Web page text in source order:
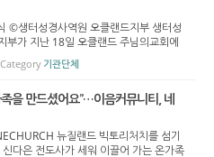
©생터성경사역원 오클랜드지부 생터성
부가 지난 18일 오클랜드 주님의교회에
쿨 오클랜드 1기 졸업식’을 개최했다. 이날
의 교육과정을 마친 졸업생 13명이 ...
Category 기관단체
을 만드셨어요”…이음커뮤니티, 네
뉴질랜드 빅토리처치를 섬기
다은 전도사가 세워 이끌어 가는 온가족